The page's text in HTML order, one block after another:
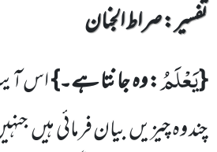
تفسیر : ‎صراط الجنان
{یَعْلَمُ: وہ جانتا ہے۔}اس
چند وہ چیزیں بیان فرمائی ہیں